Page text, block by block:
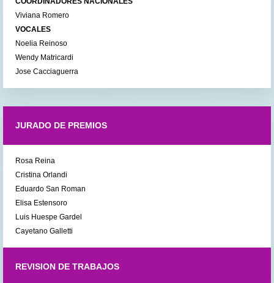
Viviana Romero
VOCALES
Noelia Reinoso
Wendy Matricardi
Jose Cacciaguerra
JURADO DE PREMIOS
Rosa Reina
Cristina Orlandi
Eduardo San Roman
Elisa Estensoro
Luis Huespe Gardel
Cayetano Galletti
REVISION DE TRABAJOS